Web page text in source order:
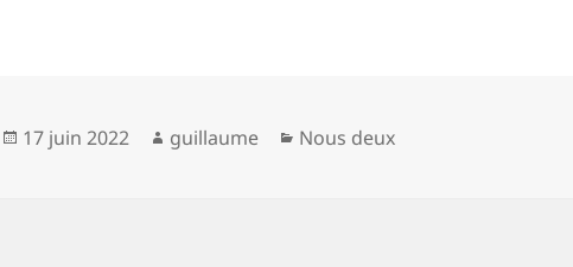
Publié
17 juin 2022 Auteur
guillaume Catégories
Nous deux